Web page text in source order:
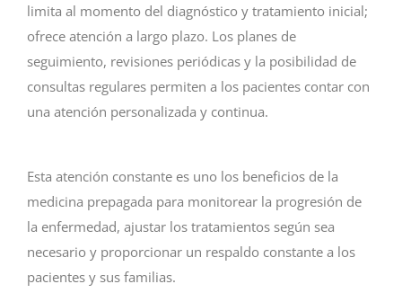
limita al momento del diagnóstico y tratamiento inicial;
ofrece atención a largo plazo. Los planes de
seguimiento, revisiones periódicas y la posibilidad de
consultas regulares permiten a los pacientes contar con
una atención personalizada y continua.
Esta atención constante es uno los beneficios de la
medicina prepagada para monitorear la progresión de
la enfermedad, ajustar los tratamientos según sea
necesario y proporcionar un respaldo constante a los
pacientes y sus familias.